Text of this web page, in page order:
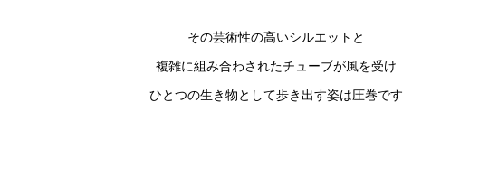
その芸術性の高いシルエットと
複雑に組み合わされたチューブが風を受け
ひとつの生き物として歩き出す姿は圧巻です